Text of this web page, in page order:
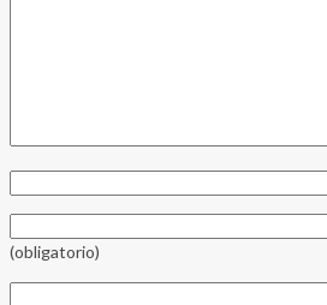
(obligatorio)